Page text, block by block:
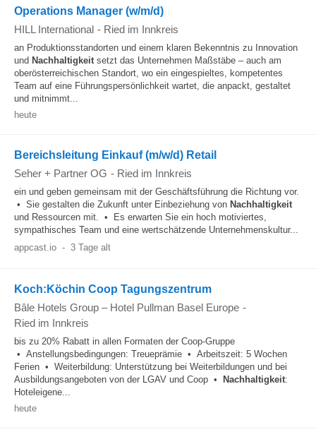
Operations Manager (w/m/d)
HILL International - Ried im Innkreis
an Produktionsstandorten und einem klaren Bekenntnis zu Innovation
und Nachhaltigkeitsetzt das Unternehmen Maßstäbe – auch am
oberösterreichischen Standort, wo ein eingespieltes, kompetentes
Team auf eine Führungspersönlichkeit wartet, die anpackt, gestaltet
und mitnimmt...
heute
Bereichsleitung Einkauf (m/w/d) Retail
Seher + Partner OG - Ried im Innkreis
ein und geben gemeinsam mit der Geschäftsführung die Richtung vor.
• Sie gestalten die Zukunft unter Einbeziehung von Nachhaltigkeit
und Ressourcen mit. • Es erwarten Sie ein hoch motiviertes,
sympathisches Team und eine wertschätzende Unternehmenskultur...
appcast.io - 3 Tage alt
Koch:Köchin Coop Tagungszentrum
Bâle Hotels Group – Hotel Pullman Basel Europe -
Ried im Innkreis
bis zu 20% Rabatt in allen Formaten der Coop-Gruppe
• Anstellungsbedingungen: Treueprämie • Arbeitszeit: 5 Wochen
Ferien • Weiterbildung: Unterstützung bei Weiterbildungen und bei
Ausbildungsangeboten von der LGAV und Coop •
Nachhaltigkeit:
Hoteleigene...
heute